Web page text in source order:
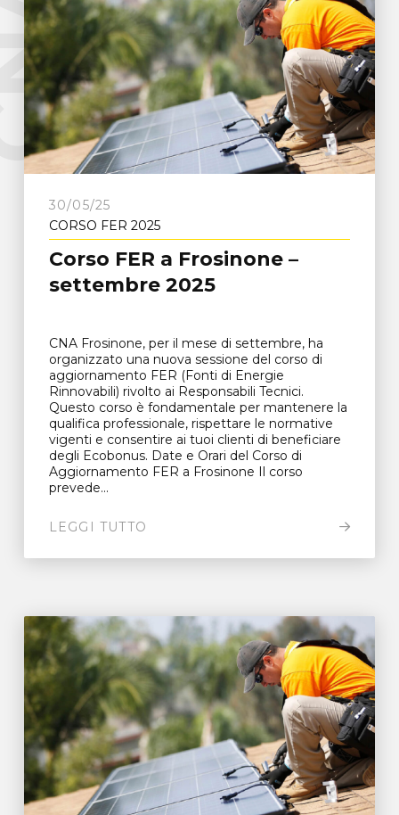
30/05/25
CORSO FER 2025
Corso FER a Frosinone –
settembre 2025
CNA Frosinone, per il mese di settembre, ha
organizzato una nuova sessione del corso di
aggiornamento FER (Fonti di Energie
Rinnovabili) rivolto ai Responsabili Tecnici.
Questo corso è fondamentale per mantenere la
qualifica professionale, rispettare le normative
vigenti e consentire ai tuoi clienti di beneficiare
degli Ecobonus. Date e Orari del Corso di
Aggiornamento FER a Frosinone Il corso
prevede...
LEGGI TUTTO